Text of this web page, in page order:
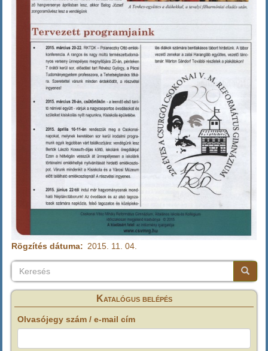
Rögzítés dátuma 2015. 11. 04.
Keresés
Keresés
Katalógus belépés
Olvasójegy szám / e-mail cím